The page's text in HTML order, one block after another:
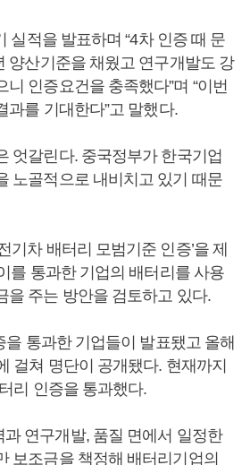
실적을 발표하며 “4차 인증 때 문
양산기준을 채웠고 연구개발도 강
니 인증요건을 충족했다”며 “이번
과를 기대한다”고 말했다.
엇갈린다. 중국정부가 한국기업
노골적으로 내비치고 있기 때문
기차 배터리 모범기준 인증’을 제
를 통과한 기업의 배터리를 사용
을 주는 방안을 검토하고 있다.
을 통과한 기업들이 발표됐고 올해
걸쳐 명단이 공개됐다. 현재까지
리 인증을 통과했다.
연구개발, 품질 면에서 일정한
보조금을 책정해 배터리기업의